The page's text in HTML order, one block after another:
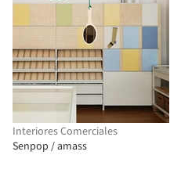
Interiores Comerciales
Senpop / amass